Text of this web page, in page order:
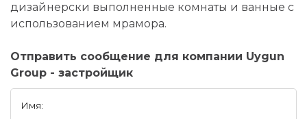
дизайнерски выполненные комнаты и ванные с
использованием мрамора.
Отправить сообщение для компании Uygun
Group - застройщик
Имя: